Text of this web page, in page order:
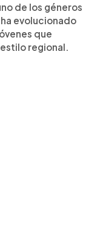
de los géneros
evolucionado
que
regional.